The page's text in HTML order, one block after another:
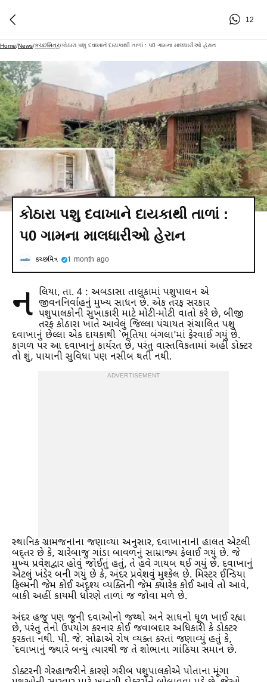
12
Home/News/કચ્છમિત્ર/કોઠારા પશુ દવાખાને દાયકાથી તાળાં : પ0 ગામના માલધારીઓ હેરાન
કોઠારા પશુ દવાખાને દાયકાથી તાળાં :
પ0 ગામના માલધારીઓ હેરાન
કચ્છમિત્ર 1 month ago
ન લિયા, તા. 4 : અબડાસા તાલુકામાં પશુપાલન એ
જીવનનિર્વાહનું મુખ્ય સાધન છે. એક તરફ સરકાર
પશુપાલકોની સુખાકારી માટે મોટી-મોટી વાતો કરે છે, બીજી
તરફ કોઠારા ખાતે આવેલું જિલ્લા પંચાયત સંચાલિત પશુ
દવાખાનું છેલ્લા એક દાયકાથી `ભૂતિયા બંગલા'માં ફેરવાઈ ગયું છે.
કાગળ પર આ દવાખાનું કાર્યરત છે, પરંતુ વાસ્તવિકતામાં અહીં ડોક્ટર
તો શું, પાયાની સુવિધા પણ નસીબ થતી નથી.
ADVERTISEMENT
સ્થાનિક ગ્રામજનોના જણાવ્યા અનુસાર, દવાખાનાંની હાલત એટલી
બદ્તર છે કે, ચારેબાજુ ગાંડા બાવળનું સામ્રાજ્ય ફેલાઈ ગયું છે. જે
મુખ્ય પ્રવેશદ્વાર હોવું જોઈતું હતું, તે હવે ગાયબ થઈ ગયું છે. દવાખાનું
એટલું ખંડેર બની ગયું છે કે, અંદર પ્રવેશવું મુશ્કેલ છે. મિસ્ટર ઈન્ડિયા
ફિલ્મની જેમ કોઈ અદૃશ્ય વ્યક્તિની જેમ ક્યારેક કોઈ આવે તો આવે,
બાકી અહીં કાયમી ધોરણે તાળાં જ જોવા મળે છે.
અંદર હજુ પણ જૂની દવાઓનો જથ્થો અને સાધનો ધૂળ ખાઈ રહ્યા
છે, પરંતુ તેનો ઉપયોગ કરનાર કોઈ જવાબદાર અધિકારી કે ડોક્ટર
ફરકતા નથી. પી. જે. સોઢાએ રોષ વ્યક્ત કરતાં જણાવ્યું હતું કે,
`દવાખાનું જ્યારે બન્યું ત્યારથી જ તે શોભાના ગાંઠિયા સમાન છે.
ડોક્ટરની ગેરહાજરીને કારણે ગરીબ પશુપાલકોએ પોતાના મૂંગા